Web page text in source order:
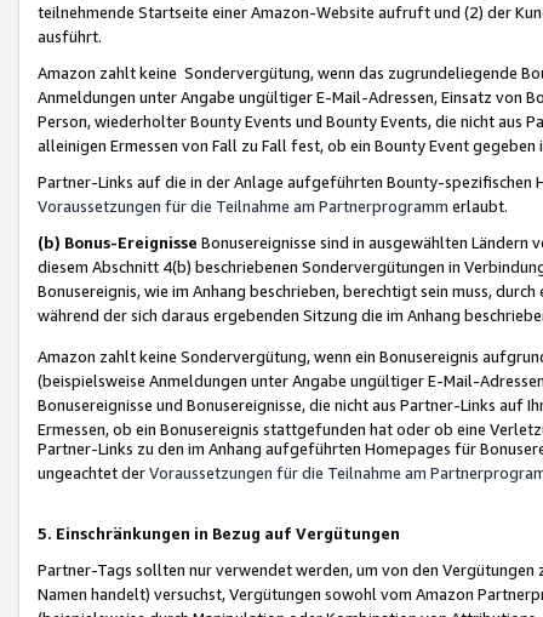
teilnehmende Startseite einer Amazon-Website aufruft und (2) der
ausführt.
Amazon zahlt keine Sondervergütung, wenn das zugrundeliegende
Anmeldungen unter Angabe ungültiger E-Mail-Adressen, Einsatz von
Person, wiederholter Bounty Events und Bounty Events, die nicht
alleinigen Ermessen von Fall zu Fall fest, ob ein Bounty Event
Partner-Links auf die in der Anlage aufgeführten Bounty-spezifischen
Voraussetzungen für die Teilnahme am Partnerprogramm erlaubt.
(b) Bonus-Ereignisse Bonusereignisse sind in ausgewählten Ländern
diesem Abschnitt 4(b) beschriebenen Sondervergütungen in
Bonusereignis, wie im Anhang beschrieben, berechtigt sein muss,
während der sich daraus ergebenden Sitzung die im Anhang
Amazon zahlt keine Sondervergütung, wenn ein Bonusereignis
(beispielsweise Anmeldungen unter Angabe ungültiger E-Mail-
Bonusereignisse und Bonusereignisse, die nicht aus Partner-Links auf
Ermessen, ob ein Bonusereignis stattgefunden hat oder ob eine
Partner-Links zu den im Anhang aufgeführten Homepages für
ungeachtet derVoraussetzungen für die Teilnahme am
5. Einschränkungen in Bezug auf Vergütungen
Partner-Tags sollten nur verwendet werden, um von den
Namen handelt) versuchst, Vergütungen sowohl vom Amazon